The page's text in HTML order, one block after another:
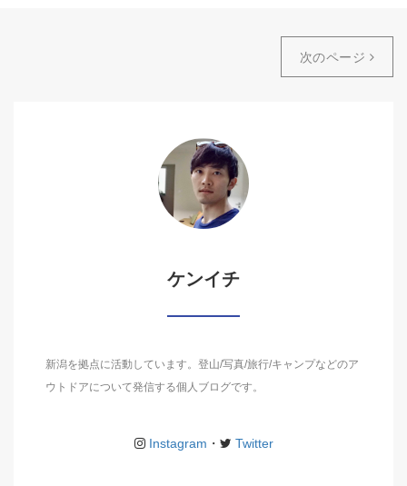
次のページ
ケンイチ
新潟を拠点に活動しています。登山/写真/旅行/キャンプなどのア
ウトドアについて発信する個人ブログです。
Instagram ・ Twitter